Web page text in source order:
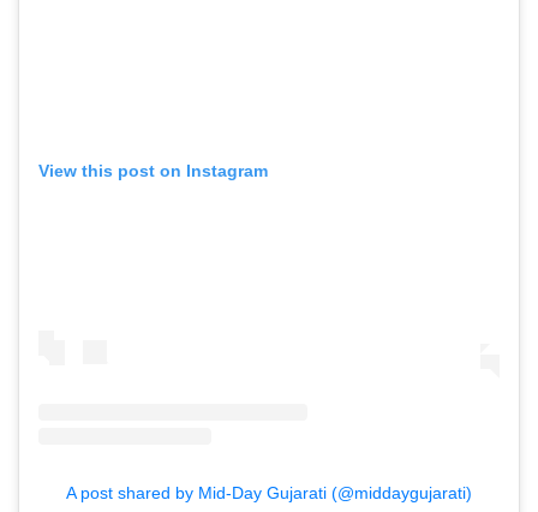
View this post on Instagram
A post shared by Mid-Day Gujarati (@middaygujarati)